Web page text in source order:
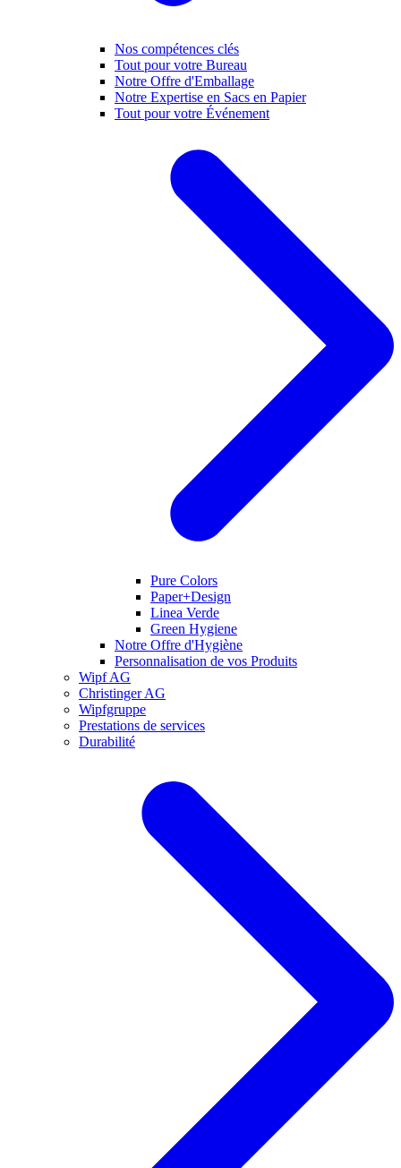
Nos compétences clés
Tout pour votre Bureau
Notre Offre d'Emballage
Notre Expertise en Sacs en Papier
Tout pour votre Événement
Pure Colors
Paper+Design
Linea Verde
Green Hygiene
Notre Offre d'Hygiène
Personnalisation de vos Produits
Wipf AG
Christinger AG
Wipfgruppe
Prestations de services
Durabilité